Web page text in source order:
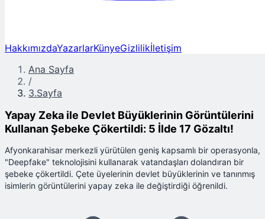
HakkımızdaYazarlarKünyeGizlilikİletişim
Ana Sayfa
/
3.Sayfa
Yapay Zeka ile Devlet Büyüklerinin Görüntülerini
Kullanan Şebeke Çökertildi: 5 İlde 17 Gözaltı!
Afyonkarahisar merkezli yürütülen geniş kapsamlı bir operasyonla,
"Deepfake" teknolojisini kullanarak vatandaşları dolandıran bir
şebeke çökertildi. Çete üyelerinin devlet büyüklerinin ve tanınmış
isimlerin görüntülerini yapay zeka ile değiştirdiği öğrenildi.